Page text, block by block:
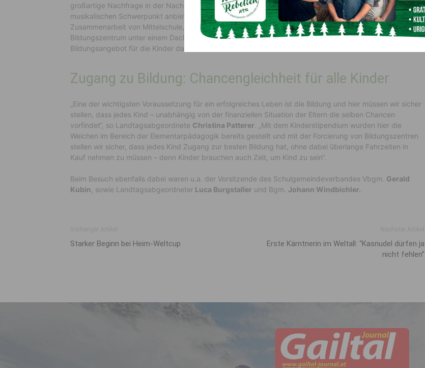
großartige Nachfrage in der Nachmittagsbetreuung, wo man sowohl einen sportlichen wie auch einen
musikalischen Schwerpunkt anbieten kann“, so Guggenberger der weiters über die funktionierende
Zusammenarbeit von Mittelschule, Volksschule, Kindergarten und Musikschule, die alle im
Bildungszentrum unter einem Dach vereint sind berichtete und deren gemeinsames Ziel ein niveauvolles
Bildungsangebot für die Kinder darstellt.
Zugang zu Bildung: Chancengleichheit für alle Kinder
„Eine der wichtigsten Voraussetzung für ein erfolgreiches Leben ist die Bildung und hier müssen wir sicher
stellen, dass jedes Kind – unabhängig von der finanziellen Situation der Eltern die selben Chancen
vorfindet“, so Landtagsabgeordnete Christina Patterer . „Mit dem Kinderstipendium wurden hier die
Weichen im Bereich der Elementarpädagogik bereits gestellt und mit der Forcierung von Bildungszentren
stellen wir sicher, dass jedes Kind Zugang zur besten Bildung hat, ohne dabei überlange Fahrzeiten in
Kauf nehmen zu müssen – denn Kinder brauchen auch Zeit, um Kind zu sein“.
Beim Besuch ebenfalls dabei waren u.a. der Vorsitzende des Schulgemeindeverbandes Vbgm. Gerald
Kubin , sowie Landtagsabgeordneter Luca Burgstaller und Bgm. Johann Windbichler.
Starker Beginn bei Heim-Weltcup
Erste Kärntnerin im Welt­all: “Kas­nudel dürfen ja
nicht fehlen”